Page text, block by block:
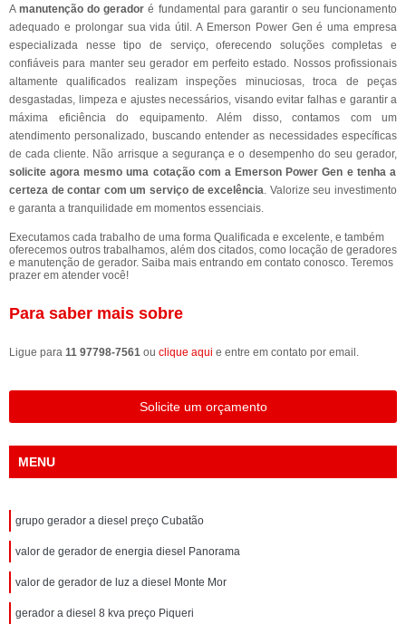
Amanutenção do gerador é fundamental para garantir o seu funcionamento
adequado e prolongar sua vida útil. A Emerson Power Gen é uma empresa
especializada nesse tipo de serviço, oferecendo soluções completas e
confiáveis para manter seu gerador em perfeito estado. Nossos profissionais
altamente qualificados realizam inspeções minuciosas, troca de peças
desgastadas, limpeza e ajustes necessários, visando evitar falhas e garantir a
máxima eficiência do equipamento. Além disso, contamos com um
atendimento personalizado, buscando entender as necessidades específicas
de cada cliente. Não arrisque a segurança e o desempenho do seu gerador,
solicite agora mesmo uma cotação com a Emerson Power Gen e tenha a
certeza de contar com um serviço de excelência. Valorize seu investimento
e garanta a tranquilidade em momentos essenciais.
Executamos cada trabalho de uma forma Qualificada e excelente, e também
oferecemos outros trabalhamos, além dos citados, como locação de geradores
e manutenção de gerador. Saiba mais entrando em contato conosco. Teremos
prazer em atender você!
Para saber mais sobre
Ligue para 11 97798-7561 ou clique aqui e entre em contato por email.
Solicite um orçamento
MENU
grupo gerador a diesel preço Cubatão
valor de gerador de energia diesel Panorama
valor de gerador de luz a diesel Monte Mor
gerador a diesel 8 kva preço Piqueri